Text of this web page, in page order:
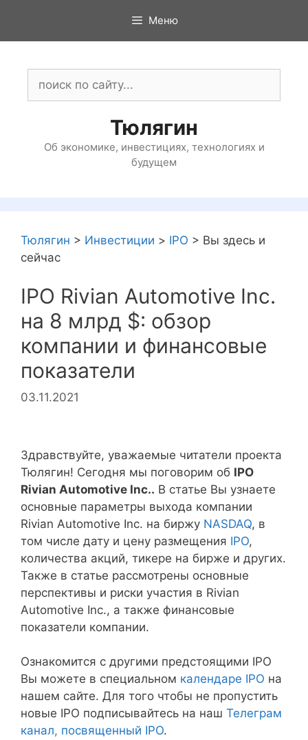
содержимому
Меню
Тюлягин
Об экономике, инвестициях, технологиях и
будущем
Тюлягин > Инвестиции > IPO > Вы здесь и
сейчас
IPO Rivian Automotive Inc.
на 8 млрд $: обзор
компании и финансовые
показатели
03.11.2021
Здравствуйте, уважаемые читатели проекта
Тюлягин! Сегодня мы поговорим об IPO
Rivian Automotive Inc.. В статье Вы узнаете
основные параметры выхода компании
Rivian Automotive Inc. на биржу NASDAQ, в
том числе дату и цену размещения IPO,
количества акций, тикере на бирже и других.
Также в статье рассмотрены основные
перспективы и риски участия в Rivian
Automotive Inc., а также финансовые
показатели компании.
Ознакомится с другими предстоящими IPO
Вы можете в специальном календаре IPO на
нашем сайте. Для того чтобы не пропустить
новые IPO подписывайтесь на наш Телеграм
канал, посвященный IPO.